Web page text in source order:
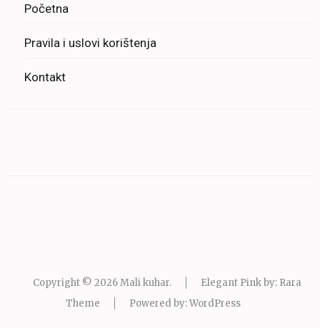
Početna
Pravila i uslovi korištenja
Kontakt
Copyright © 2026Mali kuhar.
Elegant Pink by: Rara
Theme
Powered by:WordPress